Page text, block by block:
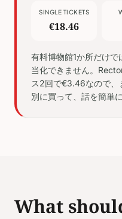
SINGLE TICKETS
€18.46
有料博物館1か所だけ
当化できません。
ス2回で€3.46なので、
別に買って、話を簡単
What